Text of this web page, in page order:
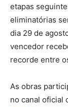
etapas
eliminatórias
dia 29 de
vencedor
recorde entre
As obras
no canal oficial